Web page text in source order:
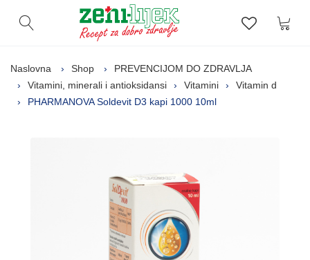
Otvori pretragu Lista
Naslovna Shop
PREVENCIJOM DO ZDRAVLJA
Vitamini, minerali i antioksidansi
Vitamini
Vitamin d
PHARMANOVA Soldevit D3 kapi 1000 10ml